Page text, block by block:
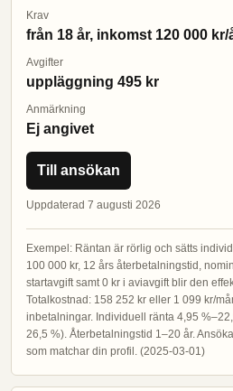
Krav
från 18 år, inkomst 120 000 kr/
Avgifter
uppläggning 495 kr
Anmärkning
Ej angivet
Till ansökan
Uppdaterad 7 augusti 2026
Exempel: Räntan är rörlig och sätts
100 000 kr, 12 års återbetalningstid,
startavgift samt 0 kr i aviavgift blir den
Totalkostnad: 158 252 kr eller 1 099 kr/
inbetalningar. Individuell ränta 4,95
26,5 %). Återbetalningstid 1–20 år.
som matchar din profil. (2025-03-01)